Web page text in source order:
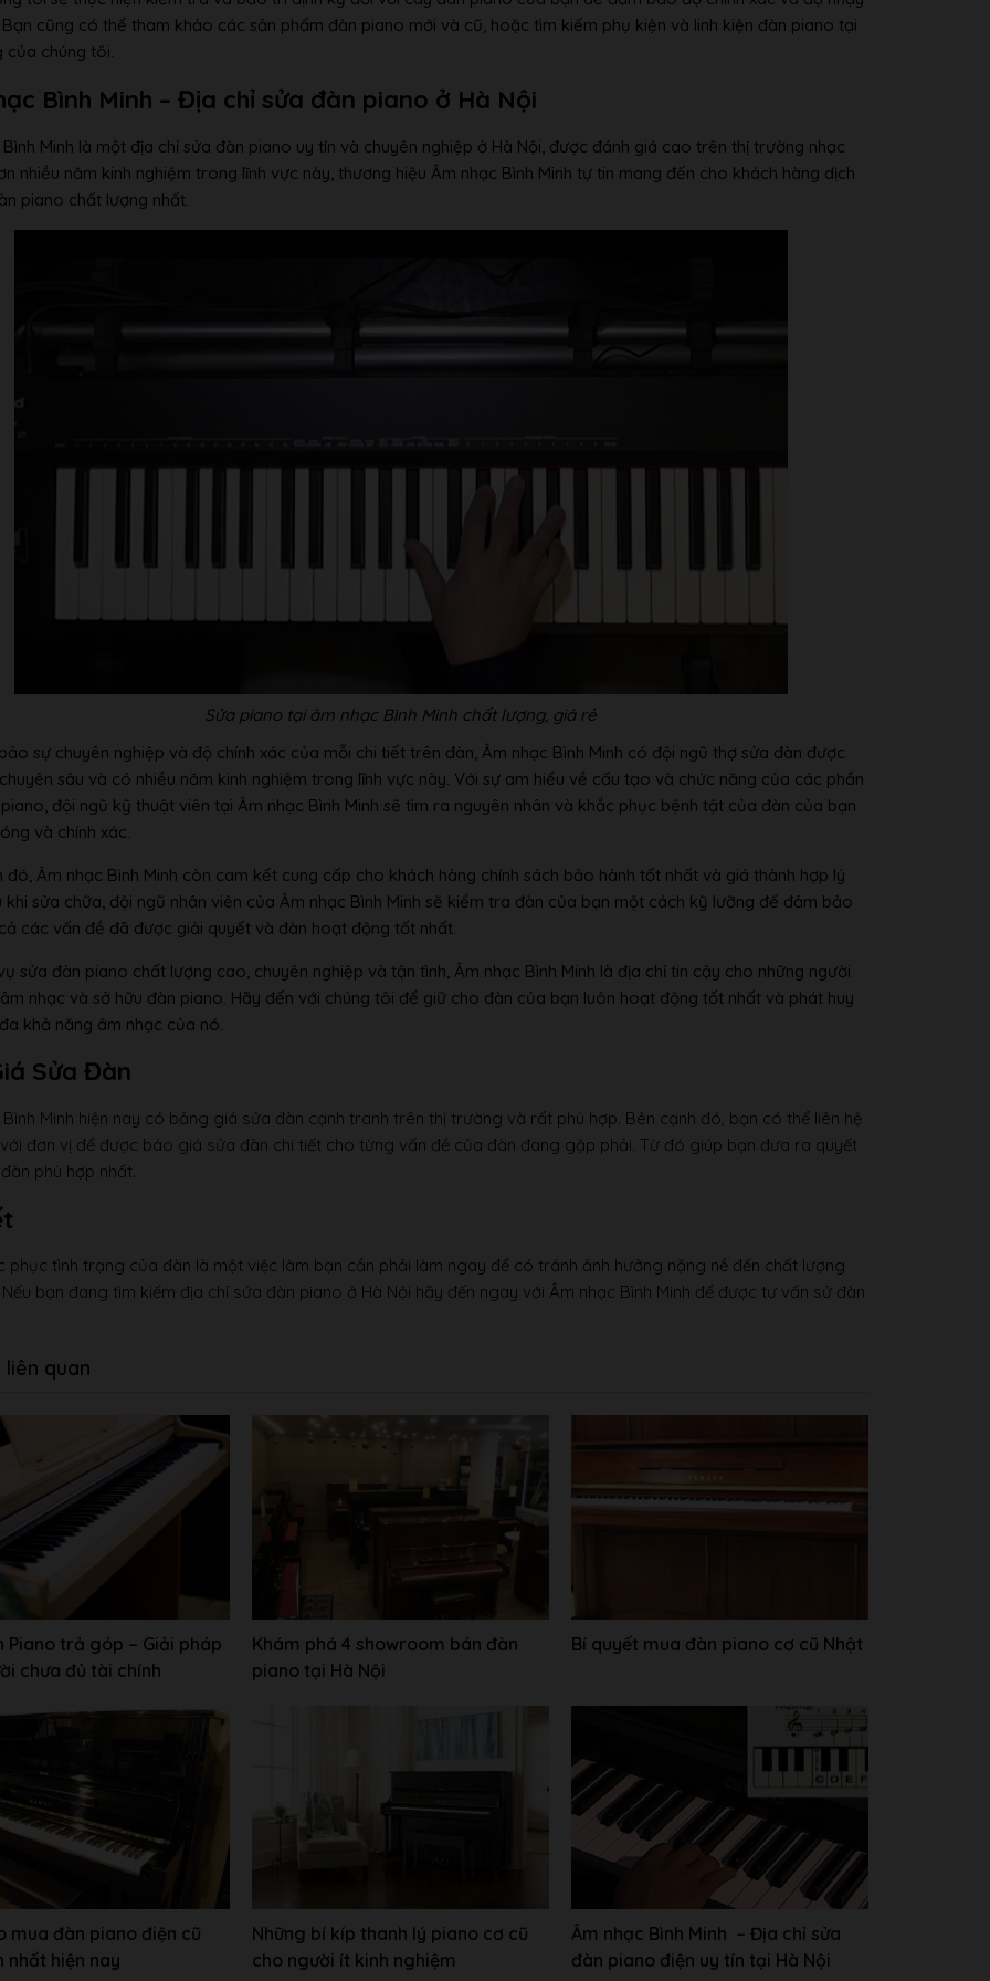
cũng có thể tham khảo các sản phẩm đàn piano mới và cũ, hoặc tìm kiếm phụ kiện và linh kiện đàn piano tại
của chúng tôi.
Bình Minh – Địa chỉ sửa đàn piano ở Hà Nội
Minh là một địa chỉ sửa đàn piano uy tín và chuyên nghiệp ở Hà Nội, được đánh giá cao trên thị trường nhạc
nhiều năm kinh nghiệm trong lĩnh vực này, thương hiệu Âm nhạc Bình Minh tự tin mang đến cho khách hàng dịch
piano chất lượng nhất.
Sửa piano tại âm nhạc Bình Minh chất lượng, giá rẻ
sự chuyên nghiệp và độ chính xác của mỗi chi tiết trên đàn, Âm nhạc Bình Minh có đội ngũ thợ sửa đàn được
sâu và có nhiều năm kinh nghiệm trong lĩnh vực này. Với sự am hiểu về cấu tạo và chức năng của các phần
đội ngũ kỹ thuật viên tại Âm nhạc Bình Minh sẽ tìm ra nguyên nhân và khắc phục bệnh tật của đàn của bạn
và chính xác.
đó, Âm nhạc Bình Minh còn cam kết cung cấp cho khách hàng chính sách bảo hành tốt nhất và giá thành hợp lý
khi sửa chữa, đội ngũ nhân viên của Âm nhạc Bình Minh sẽ kiểm tra đàn của bạn một cách kỹ lưỡng để đảm bảo
các vấn đề đã được giải quyết và đàn hoạt động tốt nhất.
sửa đàn piano chất lượng cao, chuyên nghiệp và tận tình, Âm nhạc Bình Minh là địa chỉ tin cậy cho những người
nhạc và sở hữu đàn piano. Hãy đến với chúng tôi để giữ cho đàn của bạn luôn hoạt động tốt nhất và phát huy
khả năng âm nhạc của nó.
Sửa Đàn
Minh hiện nay có bảng giá sửa đàn cạnh tranh trên thị trường và rất phù hợp. Bên cạnh đó, bạn có thể liên hệ
đơn vị để được báo giá sửa đàn chi tiết cho từng vấn đề của đàn đang gặp phải. Từ đó giúp bạn đưa ra quyết
phù hợp nhất.
phục tình trạng của đàn là một việc làm bạn cần phải làm ngay để có tránh ảnh hưởng nặng nề đến chất lượng
bạn đang tìm kiếm địa chỉ sửa đàn piano ở Hà Nội hãy đến ngay với Âm nhạc Bình Minh để được tư vấn sử đàn
liên quan
Piano trả góp – Giải pháp
chưa đủ tài chính
Khám phá 4 showroom bán đàn
piano tại Hà Nội
Bí quyết mua đàn piano cơ cũ Nhật
mua đàn piano điện cũ
nhất hiện nay
Những bí kíp thanh lý piano cơ cũ
cho người ít kinh nghiệm
Âm nhạc Bình Minh – Địa chỉ sửa
đàn piano điện uy tín tại Hà Nội